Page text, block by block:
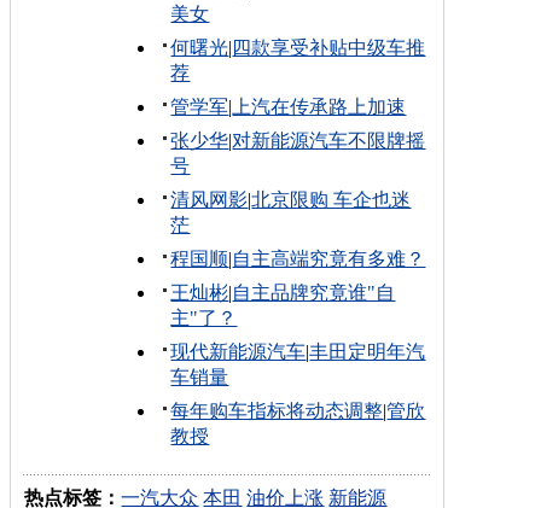
美女
何曙光| 四款享受补贴中级车推
荐
管学军| 上汽在传承路上加速
张少华|对新能源汽车不限牌摇
号
清风网影|北京限购 车企也迷
茫
程国顺|自主高端究竟有多难？
王灿彬|自主品牌究竟谁"自
主"了？
现代新能源汽车|丰田定明年汽
车销量
每年购车指标将动态调整|管欣
教授
热点标签：一汽大众 本田 油价上涨 新能源